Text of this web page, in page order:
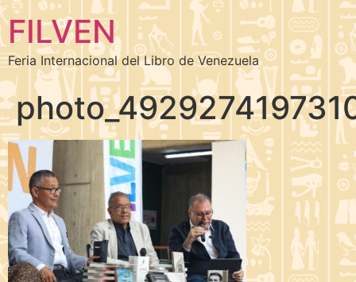
FILVEN
Feria Internacional del Libro de Venezuela